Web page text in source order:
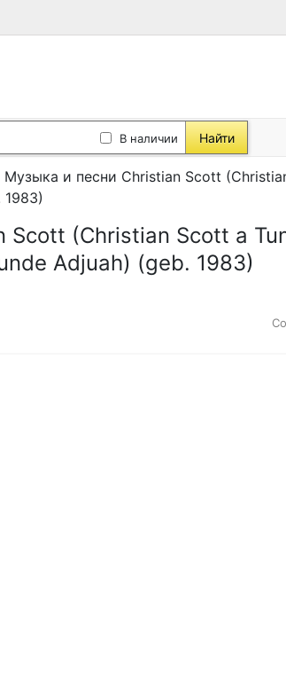
В наличии Найти
Музыка и песни Christian Scott
Scott (Christian Scott a
Adjuah) (geb. 1983)